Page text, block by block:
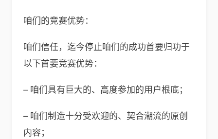
咱们的竞赛优势：
咱们信任，迄今停止咱们的成功首要归功于
以下首要竞赛优势：
– 咱们具有巨大的、高度参加的用户根底；
– 咱们制造十分受欢迎的、契合潮流的原创
内容；